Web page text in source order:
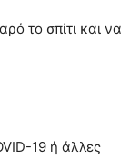
το σπίτι και να
19 ή άλλες